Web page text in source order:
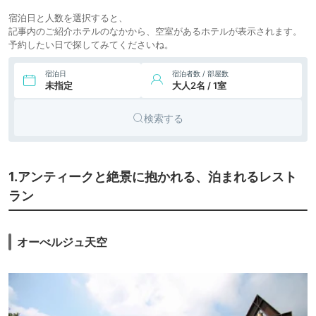
宿泊日と人数を選択すると、
記事内のご紹介ホテルのなかから、空室があるホテルが表示されます。
予約したい日で探してみてくださいね。
宿泊日
未指定
宿泊者数 / 部屋数
大人2名 / 1室
検索する
1.アンティークと絶景に抱かれる、泊まれるレスト
ラン
オーべルジュ天空